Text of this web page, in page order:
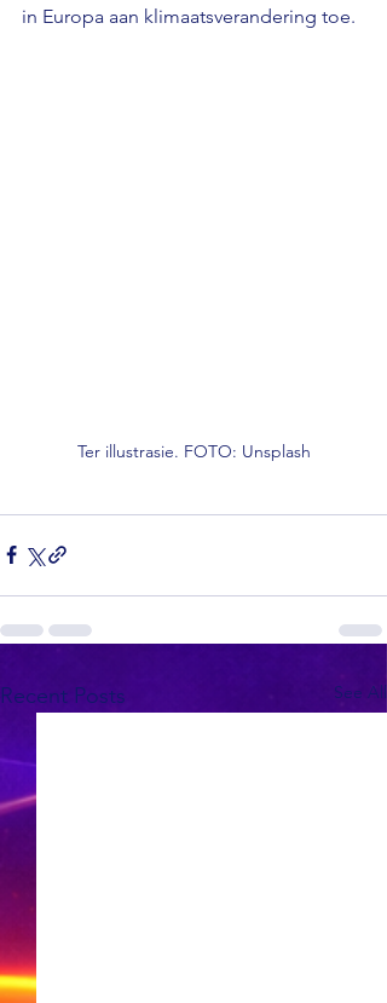
in Europa aan klimaatsverandering toe.
Ter illustrasie. FOTO: Unsplash
Recent Posts See All